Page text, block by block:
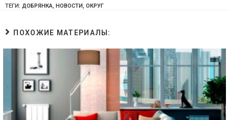
ТЕГИ: ДОБРЯНКА, НОВОСТИ, ОКРУГ
ПОХОЖИЕ МАТЕРИАЛЫ: